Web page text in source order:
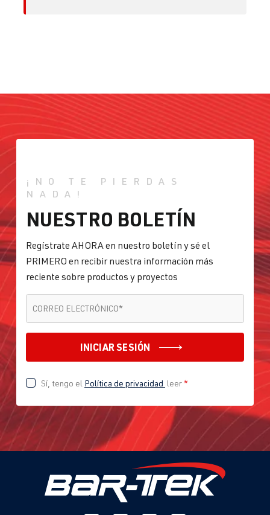
¡NO TE PIERDAS
NADA!
NUESTRO BOLETÍN
Regístrate AHORA en nuestro boletín y sé el
PRIMERO en recibir nuestra información más
reciente sobre productos y proyectos
CORREO ELECTRÓNICO*
INICIAR SESIÓN
Sí, tengo el Política de privacidad leer*